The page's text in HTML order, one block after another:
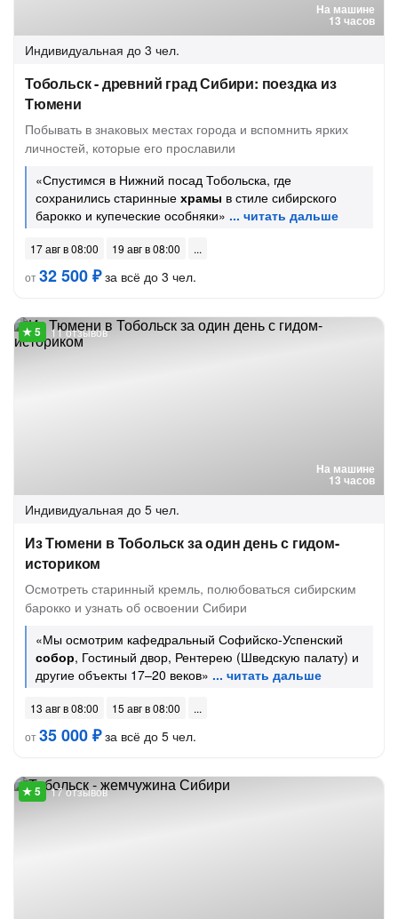
На машине
13 часов
Индивидуальная до 3 чел.
Тобольск - древний град Сибири: поездка из
Тюмени
Побывать в знаковых местах города и вспомнить ярких
личностей, которые его прославили
«Спустимся в Нижний посад Тобольска, где
сохранились старинные храмы в стиле сибирского
барокко и купеческие особняки»
17 авг в 08:00
19 авг в 08:00
от32 500 ₽за всё до 3 чел.
На машине
13 часов
11 отзывов
Индивидуальная до 5 чел.
Из Тюмени в Тобольск за один день с гидом-
историком
Осмотреть старинный кремль, полюбоваться сибирским
барокко и узнать об освоении Сибири
«Мы осмотрим кафедральный Софийско-Успенский
собор, Гостиный двор, Рентерею (Шведскую палату) и
другие объекты 17–20 веков»
13 авг в 08:00
15 авг в 08:00
от35 000 ₽за всё до 5 чел.
17 отзывов